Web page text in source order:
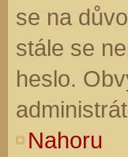
se na
stále se
heslo.
Nahoru